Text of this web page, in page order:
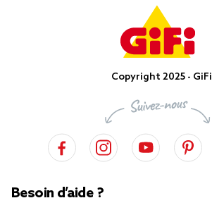
Copyright 2025 - GiFi
Besoin d’aide ?